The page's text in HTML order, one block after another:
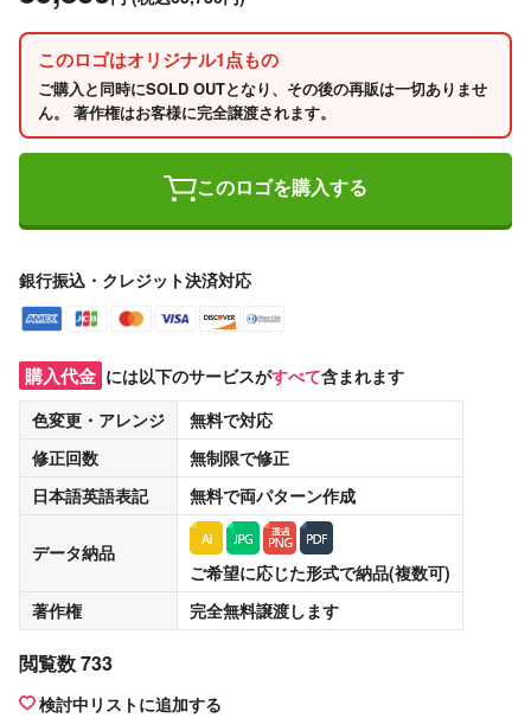
このロゴはオリジナル1点もの
ご購入と同時にSOLD OUTとなり、その後の再販は一切ありませ
ん。 著作権はお客様に完全譲渡されます。
このロゴを購入する
銀行振込・クレジット決済対応
購入代金 には以下のサービスがすべて含まれます
色変更・アレンジ
無料で対応
修正回数
無制限で修正
日本語英語表記
無料で両パターン作成
データ納品
ご希望に応じた形式で納品(複数可)
著作権
完全無料譲渡します
閲覧数 733
検討中リストに追加する